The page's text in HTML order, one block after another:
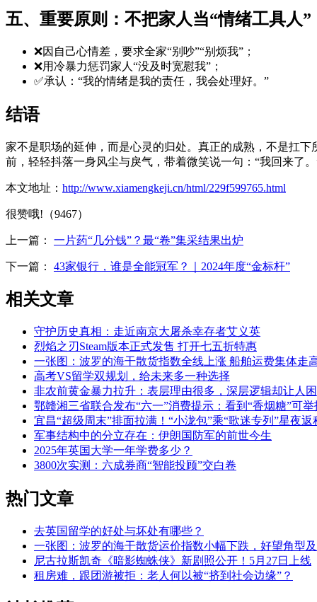
五、重要原则：不把家人当“情绪工具人”
❌因自己心情差，要求全家“别吵”“别烦我”；
❌用冷暴力惩罚家人“没及时宽慰我”；
✅承认：“我的情绪是我的责任，我会处理好。”
结语
家不是职场的延伸，而是心灵的归处。真正的成熟，不是扛
前，轻轻抖落一身风尘与戾气，带着微笑说一句：“我回来
本文地址： http://www.xiamengkeji.cn/html/229f599765.html
很赞哦!（9467）
上一篇： 一片药“几分钱”？最“卷”集采结果出炉
下一篇： 43家银行，谁是全能冠军？｜2024年度“金标杆”
相关文章
守护历史真相：走近南京大屠杀幸存者艾义英
烈焰之刃Steam版本正式发售 打开七五折特惠
一张图：波罗的海干散货指数全线上涨 船舶运费集体走
高考VS留学双规划，给未来多一种选择
非农前黄金暴力拉升：表层理由很多，深层逻辑却让人
鄂赣湘三省联合发布“六一”消费提示：看到“香烟糖”可举
宜昌“超级周末”排面拉满！“小泷包”乘“歌迷专列”星夜返
军事结构中的分立存在：伊朗国防军的前世今生
2025年英国大学一年学费多少？
3800次实测：六成券商“智能投顾”交白卷
热门文章
去英国留学的好处与坏处有哪些？
一张图：波罗的海干散货运价指数小幅下跌，好望角型
尼古拉斯凯奇《暗影蜘蛛侠》新剧照公开！5月27日上线
租房难，跟团游被拒：老人何以被“挤到社会边缘”？